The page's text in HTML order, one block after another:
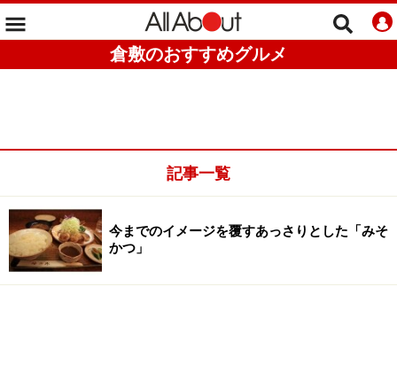
倉敷のおすすめグルメ
記事一覧
今までのイメージを覆すあっさりとした「みそ
かつ」